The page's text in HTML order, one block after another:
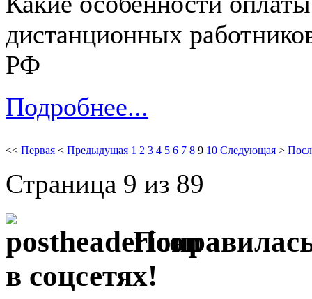
дистанционных
РФ
Подробнее...
<< Первая < Предыдущая 1 2 3 4 5 6 7 8 9 10 Следующая >
Страница 9 из 89
в соцсетях!